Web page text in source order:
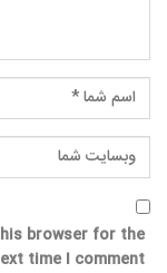
browser for the
time I comment.